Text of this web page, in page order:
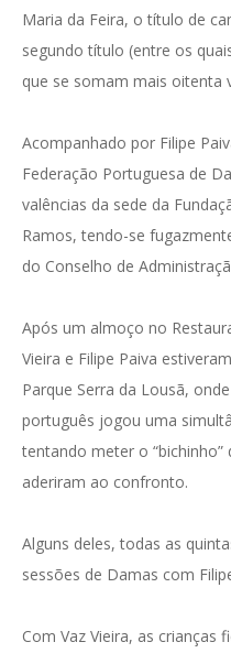
Maria da Feira, o título de
segundo título (entre os
que se somam mais oitenta
Acompanhado por Filipe
Federação Portuguesa de
valências da sede da
Ramos, tendo-se
do Conselho de
Após um almoço no
Vieira e Filipe Paiva
Parque Serra da Lousã,
português jogou uma
tentando meter o
aderiram ao confronto.
Alguns deles, todas as
sessões de Damas com
Com Vaz Vieira, as crianças